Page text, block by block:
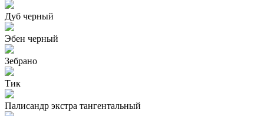
Дуб черный
Эбен черный
Зебрано
Тик
Палисандр экстра тангентальный